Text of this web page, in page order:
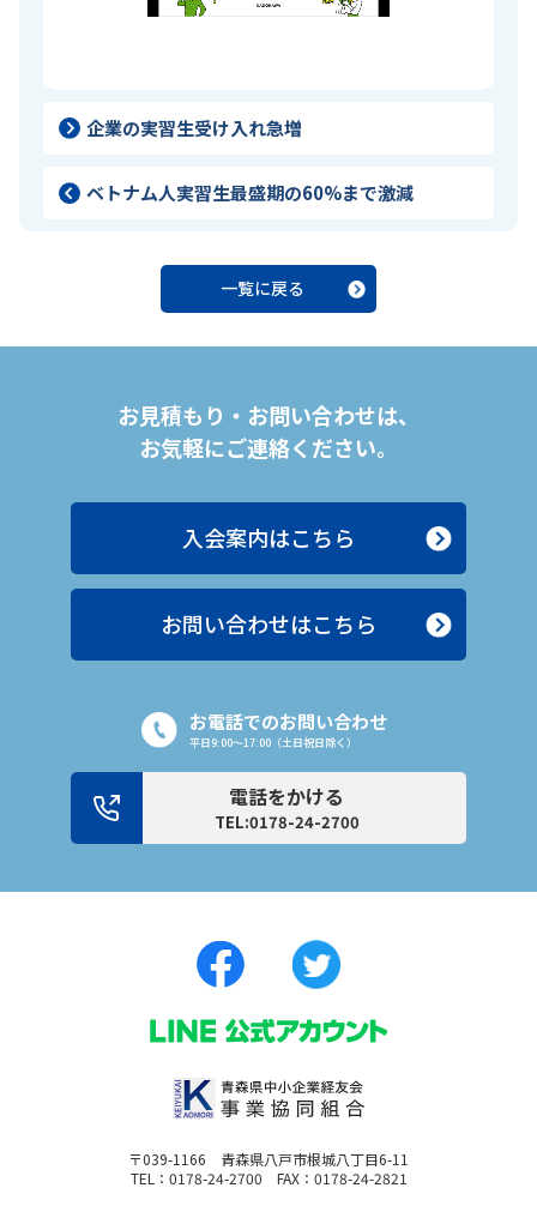
企業の実習生受け入れ急増
ベトナム人実習生最盛期の60%まで激減
一覧に戻る
お見積もり・お問い合わせは、
お気軽にご連絡ください。
入会案内はこちら
お問い合わせはこちら
お電話でのお問い合わせ
平日9:00〜17:00（土日祝日除く）
電話をかける
TEL:0178-24-2700
〒039-1166 青森県八戸市根城八丁目6-11
TEL：0178-24-2700 FAX：0178-24-2821